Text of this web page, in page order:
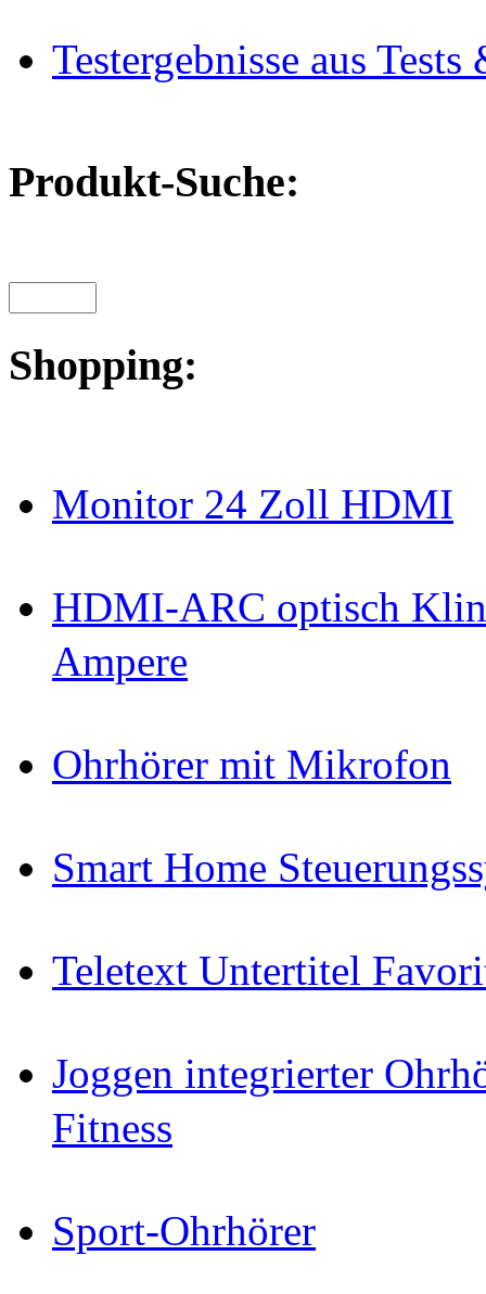
Testergebnisse aus
Produkt-Suche:
Shopping:
Monitor 24 Zoll HDMI
HDMI-ARC optisch
Ampere
Ohrhörer mit Mikrofon
Smart Home
Teletext Untertitel
Joggen integrierter
Fitness
Sport-Ohrhörer